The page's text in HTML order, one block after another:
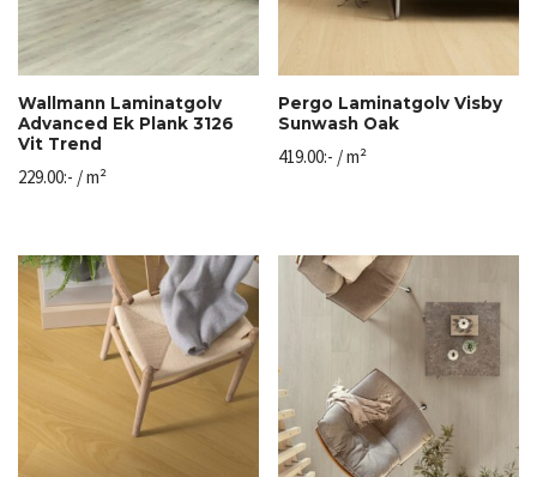
Wallmann Laminatgolv
Advanced Ek Plank 3126
Vit Trend
229.00:- / m²
Pergo Laminatgolv Visby
Sunwash Oak
419.00:- / m²